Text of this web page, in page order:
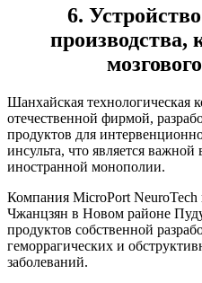
6.
Шанхайская технологическая
отечественной фирмой,
продуктов для
инсульта, что является
иностранной монополии.
Компания MicroPort
Чжанцзян в Новом районе
продуктов собственной
геморрагических и
заболеваний.